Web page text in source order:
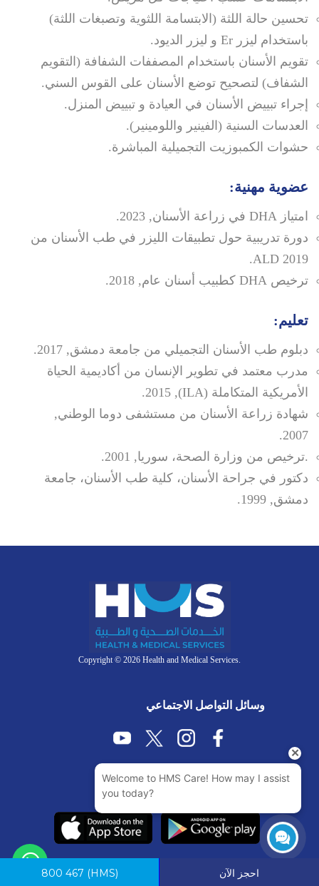
تحسين حالة اللثة (الابتسامة اللثوية وتصبغات اللثة)
باستخدام ليزر Er و ليزر الديود.
تقويم الأسنان باستخدام المصففات الشفافة (التقويم
الشفاف) لتصحيح توضع الأسنان على القوس السني.
إجراء تبييض الأسنان في العيادة و تبييض المنزل.
العدسات السنية (الفينير واللومينير).
حشوات الكمبوزيت التجميلية المباشرة.
عضوية مهنية:
امتياز DHA في زراعة الأسنان, 2023.
دورة تدريبية حول تطبيقات الليزر في طب الأسنان من
ALD 2019.
ترخيص DHA كطبيب أسنان عام, 2018.
تعليم:
دبلوم طب الأسنان التجميلي من جامعة دمشق, 2017.
مدرب معتمد في تطوير الإنسان من أكاديمية الحياة
الأمريكية المتكاملة (ILA), 2015.
شهادة زراعة الأسنان من مستشفى دوما الوطني,
2007.
.ترخيص من وزارة الصحة، سوريا, 2001.
دكتور في جراحة الأسنان، كلية طب الأسنان، جامعة
دمشق, 1999.
Copyright © 2026 Health and Medical Services.
وسائل التواصل الاجتماعي
800 467 (HMS) احجز الآن